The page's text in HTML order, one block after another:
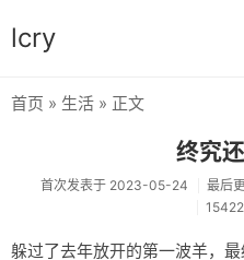
lcry
首页 » 生活 » 正文
终究
首次发表于 2023-05-24 最后
躲过了去年放开的第一波羊，